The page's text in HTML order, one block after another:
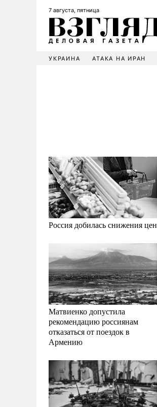
7 августа, пятница
УКРАИНА АТАКА НА ИРАН
Россия добилась снижения цен
Матвиенко допустила
рекомендацию россиянам
отказаться от поездок в
Армению